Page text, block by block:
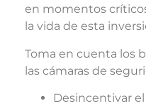
en momentos
la vida de esta
Toma en cuenta los
las cámaras de
Desincentivar